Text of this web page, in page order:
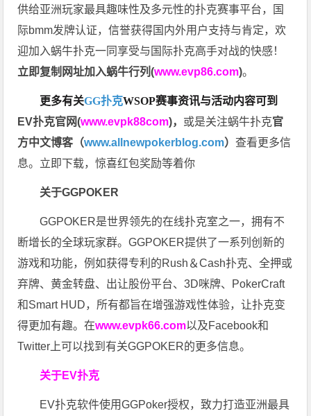
供给亚洲玩家最具趣味性及多元性的扑克赛事平台，国
际bmm发牌认证，信誉获得国内外用户支持与肯定，欢
迎加入蜗牛扑克一同享受与国际扑克高手对战的快感！
立即复制网址加入蜗牛行列(www.evp86.com)。
更多有关GG扑克WSOP赛事资讯与活动内容可到
EV扑克官网(www.evpk88com)， 或是关注蜗牛扑克官
方中文博客（www.allnewpokerblog.com）查看更多信
息。立即下载，惊喜红包奖励等着你
关于GGPOKER
GGPOKER是世界领先的在线扑克室之一，拥有不
断增长的全球玩家群。GGPOKER提供了一系列创新的
游戏和功能，例如获得专利的Rush＆Cash扑克、全押或
弃牌、黄金转盘、出让股份平台、3D咪牌、PokerCraft
和Smart HUD，所有都旨在增强游戏性体验，让扑克变
得更加有趣。在www.evpk66.com以及Facebook和
Twitter上可以找到有关GGPOKER的更多信息。
关于EV扑克
EV扑克软件使用GGPoker授权，致力打造亚洲最具